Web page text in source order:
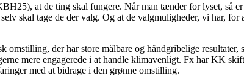
at de ting skal fungere. Når man tænder for lyset, så
skal tage de der valg. Og at de valgmuligheder, vi har,
omstilling, der har store målbare og håndgribelige
mere engagerede i at handle klimavenligt. Fx har KK
med at bidrage i den grønne omstilling.